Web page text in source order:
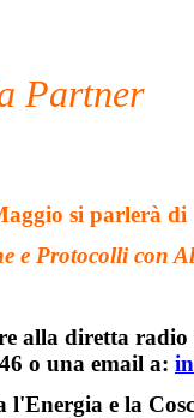
Partner
si parlerà di
e Protocolli con
alla diretta radio
o una email a:
e la